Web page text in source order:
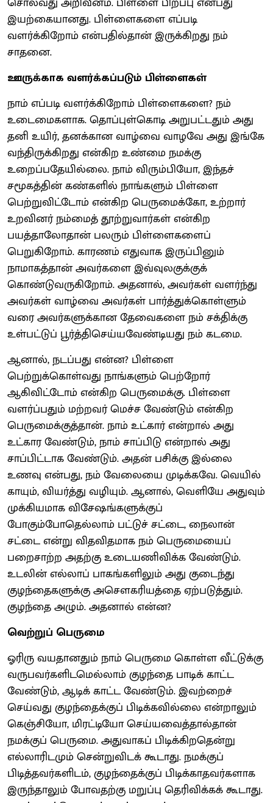
இயற்கையானது. பிள்ளைகளை எப்படி
வளர்க்கிறோம் என்பதில்தான் இருக்கிறது நம்
சாதனை.
ஊருக்காக வளர்க்கப்படும் பிள்ளைகள்
நாம் எப்படி வளர்க்கிறோம் பிள்ளைகளை? நம்
உடைமைகளாக. தொப்புள்கொடி அறுபட்டதும் அது
தனி உயிர், தனக்கான வாழ்வை வாழவே அது இங்கே
வந்திருக்கிறது என்கிற உண்மை நமக்கு
உறைப்பதேயில்லை. நாம் விரும்பியோ, இந்தச்
சமூகத்தின் கண்களில் நாங்களும் பிள்ளை
பெற்றுவிட்டோம் என்கிற பெருமைக்கோ, உற்றார்
உறவினர் நம்மைத் தூற்றுவார்கள் என்கிற
பயத்தாலோதான் பலரும் பிள்ளைகளைப்
பெறுகிறோம். காரணம் எதுவாக இருப்பினும்
நாமாகத்தான் அவர்களை இவ்வுலகுக்குக்
கொண்டுவருகிறோம். அதனால், அவர்கள் வளர்ந்து
அவர்கள் வாழ்வை அவர்கள் பார்த்துக்கொள்ளும்
வரை அவர்களுக்கான தேவைகளை நம் சக்திக்கு
உள்பட்டுப் பூர்த்திசெய்யவேண்டியது நம் கடமை.
ஆனால், நடப்பது என்ன? பிள்ளை
பெற்றுக்கொள்வது நாங்களும் பெற்றோர்
ஆகிவிட்டோம் என்கிற பெருமைக்கு. பிள்ளை
வளர்ப்பதும் மற்றவர் மெச்ச வேண்டும் என்கிற
பெருமைக்குத்தான். நாம் உட்கார் என்றால் அது
உட்கார வேண்டும், நாம் சாப்பிடு என்றால் அது
சாப்பிட்டாக வேண்டும். அதன் பசிக்கு இல்லை
உணவு என்பது, நம் வேலையை முடிக்கவே. வெயில்
காயும், வியர்த்து வழியும். ஆனால், வெளியே அதுவும்
முக்கியமாக விசேஷங்களுக்குப்
போகும்போதெல்லாம் பட்டுச் சட்டை, நைலான்
சட்டை என்று விதவிதமாக நம் பெருமையைப்
பறைசாற்ற அதற்கு உடையணிவிக்க வேண்டும்.
உடலின் எல்லாப் பாகங்களிலும் அது குடைந்து
குழந்தைகளுக்கு அசெளகரியத்தை ஏற்படுத்தும்.
குழந்தை அழும். அதனால் என்ன?
வெற்றுப் பெருமை
ஓரிரு வயதானதும் நாம் பெருமை கொள்ள வீட்டுக்கு
வருபவர்களிடமெல்லாம் குழந்தை பாடிக் காட்ட
வேண்டும், ஆடிக் காட்ட வேண்டும். இவற்றைச்
செய்வது குழந்தைக்குப் பிடிக்கவில்லை என்றாலும்
கெஞ்சியோ, மிரட்டியோ செய்யவைத்தால்தான்
நமக்குப் பெருமை. அதுவாகப் பிடிக்கிறதென்று
எல்லாரிடமும் சென்றுவிடக் கூடாது. நமக்குப்
பிடித்தவர்களிடம், குழந்தைக்குப் பிடிக்காதவர்களாக
இருந்தாலும் போவதற்கு மறுப்பு தெரிவிக்கக் கூடாது.